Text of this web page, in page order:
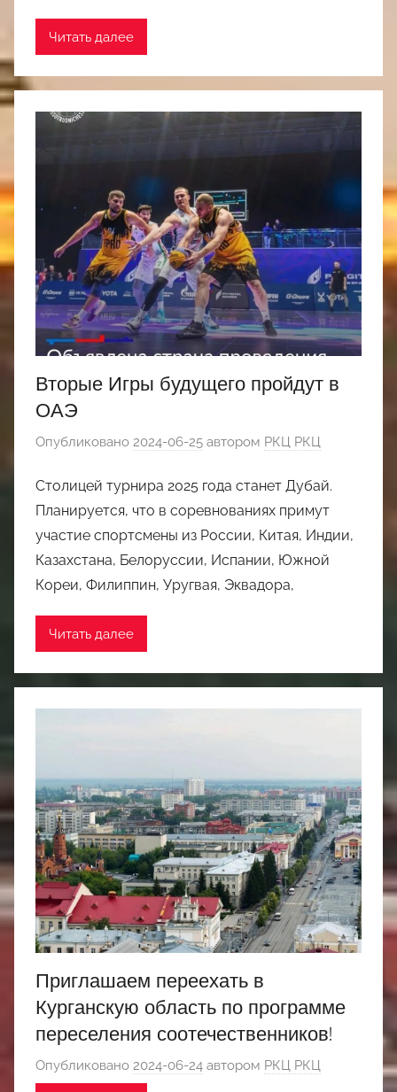
Читать далее
Вторые Игры будущего пройдут в
ОАЭ
Опубликовано 2024-06-25 автором РКЦ РКЦ
Столицей турнира 2025 года станет Дубай.
Планируется, что в соревнованиях примут
участие спортсмены из России, Китая, Индии,
Казахстана, Белоруссии, Испании, Южной
Кореи, Филиппин, Уругвая, Эквадора,
Читать далее
Приглашаем переехать в
Курганскую область по программе
переселения соотечественников!
Опубликовано 2024-06-24 автором РКЦ РКЦ